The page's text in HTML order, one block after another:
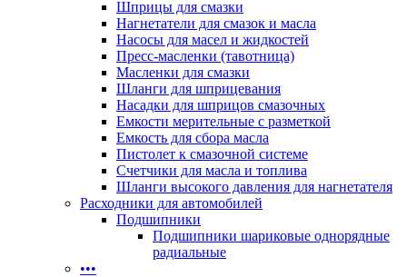
Шприцы для смазки
Нагнетатели для смазок и масла
Насосы для масел и жидкостей
Пресс-масленки (тавотница)
Масленки для смазки
Шланги для шприцевания
Насадки для шприцов смазочных
Емкости мерительные с разметкой
Емкость для сбора масла
Пистолет к смазочной системе
Счетчики для масла и топлива
Шланги высокого давления для нагнетателя
Расходники для автомобилей
Подшипники
Подшипники шариковые однорядные
радиальные
•••